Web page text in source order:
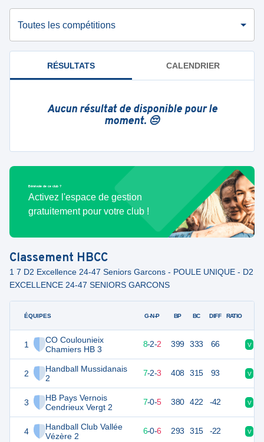
Toutes les compétitions
RÉSULTATS CALENDRIER
Aucun résultat de disponible pour le
moment. 😔
Bénévole de ce club ?
Activez l'espace de gestion
gratuitement pour votre club !
Classement HBCC
1 7 D2 Excellence 24-47 Seniors Garcons - POULE UNIQUE - D2
EXCELLENCE 24-47 SENIORS GARCONS
ÉQUIPES
1
CO Coulounieix
Chamiers HB 3
2
Handball Mussidanais
2
3
HB Pays Vernois
Cendrieux Vergt 2
4
Handball Club Vallée
Vézère 2
G-N-P BP BC DIFF RATIO
30 8-2-2 399 333 66 V
28 12 7-2-3 408 315 93 V
26 7-0-5 380 422 -42 V
23 6-0-6 293 315 -22 V